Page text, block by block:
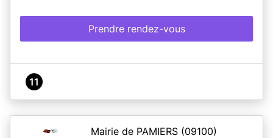
Prendre rendez-vous
11
Mairie de PAMIERS (09100)